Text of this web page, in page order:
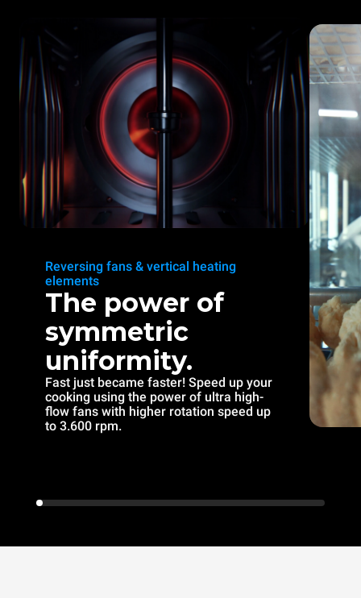
Reversing fans & vertical heating
elements
The power of
symmetric
uniformity.
Fast just became faster! Speed up your
cooking using the power of ultra high-
flow fans with higher rotation speed up
to 3.600 rpm.